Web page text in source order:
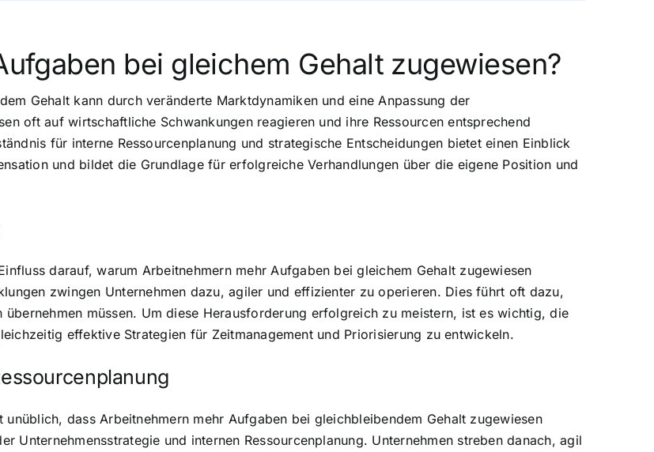
bei gleichem Gehalt zugewiesen?
Gehalt kann durch veränderte Marktdynamiken und eine Anpassung der
oft auf wirtschaftliche Schwankungen reagieren und ihre Ressourcen entsprechend
für interne Ressourcenplanung und strategische Entscheidungen bietet einen Einblick
und bildet die Grundlage für erfolgreiche Verhandlungen über die eigene Position und
darauf, warum Arbeitnehmern mehr Aufgaben bei gleichem Gehalt zugewiesen
zwingen Unternehmen dazu, agiler und effizienter zu operieren. Dies führt oft dazu,
müssen. Um diese Herausforderung erfolgreich zu meistern, ist es wichtig, die
effektive Strategien für Zeitmanagement und Priorisierung zu entwickeln.
dass Arbeitnehmern mehr Aufgaben bei gleichbleibendem Gehalt zugewiesen
Unternehmensstrategie und internen Ressourcenplanung. Unternehmen streben danach, agil